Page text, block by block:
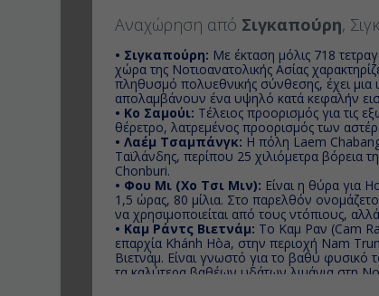
Αναχώρηση από Σιγκαπούρη,
• Σιγκαπούρη: Με έκταση μόλις 718
χώρα της Νοτιοανατολικής Ασίας
πληθυσμό πολυεθνικής σύνθεσης, έχει μια
απολαμβάνουν ένα υψηλό κατά κεφαλήν
• Κο Σαμούι: Τέλειος προορισμός για τις εξωτικές
θέρετρο, λατρεμένος προορισμός των
• Λαέμ Τσαμπάνγκ: Η πόλη Laem Chabang
Ταϊλάνδης, περίπου 25 χιλιόμετρα βόρεια
Chonburi.
• Φου Μι (Χο Τσι Μιν): Είναι η θύρα για
1,5 ώρας, 80 μίλια. Στο παρελθόν
να χρησιμοποιείται από τους ντόπιους,
• Καμ Ράντς Βιετνάμ: Το Καμ Ραν (Cam
επαρχία Khánh Hòa, στην περιοχή Nam
Βιετνάμ. Είναι γνωστό για το βαθύ φυσικό
τα καλύτερα βαθέων υδάτων λιμάνια στη
παραλίες του. Ιστορικά, το Καμ Ραν είχε